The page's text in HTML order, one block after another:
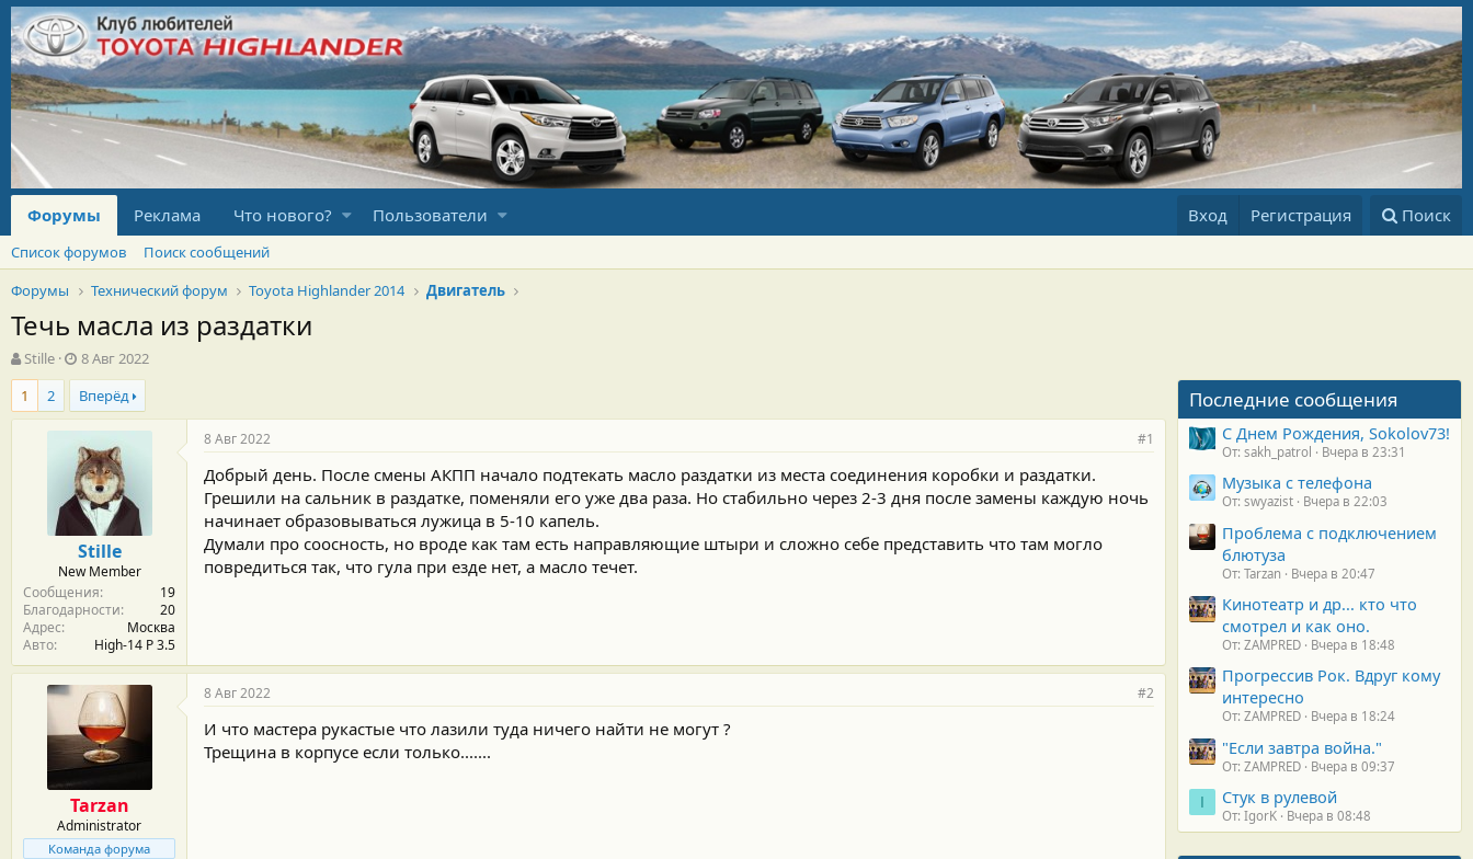
Форумы Реклама Что нового? Пользователи Вход Регистрация Поиск
Список форумов
Поиск сообщений
Форумы
Технический форум Toyota Highlander 2014 Двигатель
Течь масла из раздатки
А
в
т
о
Stille
Д
а
т
а
н
а
ч
а
л
а
8 Авг 2022
1
2 Вперёд
Stille
New Member
Сообщения
19
Благодарности
20
Адрес
Москва
Авто
High-14 P 3.5
8 Авг 2022 #1
Добрый день. После смены АКПП начало подтекать масло раздатки из места соединения коробки и раздатки.
Грешили на сальник в раздатке, поменяли его уже два раза. Но стабильно через 2-3 дня после замены каждую ночь
начинает образовываться лужица в 5-10 капель.
Думали про соосность, но вроде как там есть направляющие штыри и сложно себе представить что там могло
повредиться так, что гула при езде нет, а масло течет.
Tarzan
Administrator
Команда форума
8 Авг 2022 #2
И что мастера рукастые что лазили туда ничего найти не могут ?
Трещина в корпусе если только.......
Последние сообщения
С Днем Рождения, Sokolov73!
От: sakh_patrol Вчера в 23:31
Музыка с телефона
От: swyazist Вчера в 22:03
Проблема с подключением
блютуза
От: Tarzan Вчера в 20:47
Кинотеатр и др... кто что
смотрел и как оно.
От: ZAMPRED Вчера в 18:48
Прогрессив Рок. Вдруг кому
интересно
От: ZAMPRED Вчера в 18:24
"Если завтра война."
От: ZAMPRED Вчера в 09:37
I Стук в рулевой
От: IgorK Вчера в 08:48